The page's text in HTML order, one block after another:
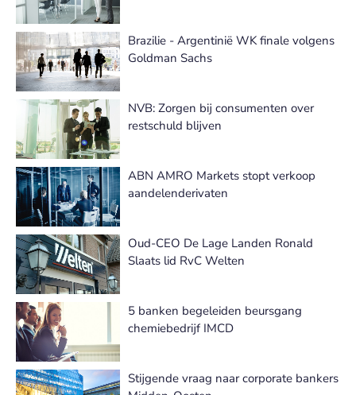
Brazilie - Argentinië WK finale volgens
Goldman Sachs
NVB: Zorgen bij consumenten over
restschuld blijven
ABN AMRO Markets stopt verkoop
aandelenderivaten
Oud-CEO De Lage Landen Ronald
Slaats lid RvC Welten
5 banken begeleiden beursgang
chemiebedrijf IMCD
Stijgende vraag naar corporate bankers